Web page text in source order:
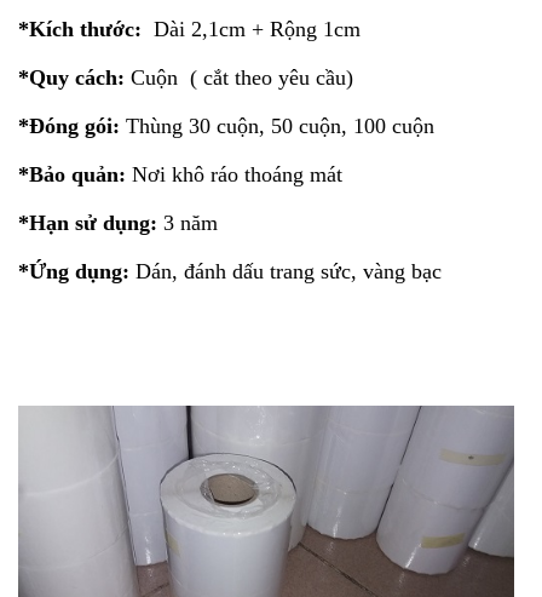
*Kích thước: Dài 2,1cm + Rộng 1cm
*Quy cách: Cuộn ( cắt theo yêu cầu)
*Đóng gói: Thùng 30 cuộn, 50 cuộn, 100 cuộn
*Bảo quản: Nơi khô ráo thoáng mát
*Hạn sử dụng: 3 năm
*Ứng dụng: Dán, đánh dấu trang sức, vàng bạc